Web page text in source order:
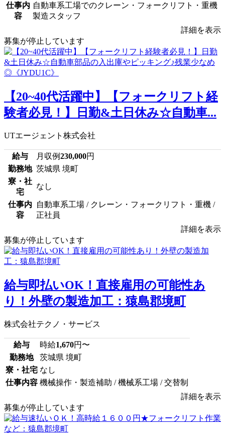
仕事内
容
自動車系工場でのクレーン・フォークリフト・重機
製造スタッフ
詳細を表示
募集が停止しています
【20~40代活躍中】【フォークリフト経
験者必見！】日勤&土日休み☆自動車...
UTエージェント株式会社
給与 月収例230,000円
勤務地 茨城県 境町
寮・社
宅
なし
仕事内
容
自動車系工場 / クレーン・フォークリフト・重機 /
正社員
詳細を表示
募集が停止しています
給与即払いOK！直接雇用の可能性あ
り！外壁の製造加工：猿島郡境町
株式会社テクノ・サービス
給与 時給1,670円〜
勤務地
茨城県 境町
寮・社宅 なし
仕事内容 機械操作・製造補助 / 機械系工場 / 交替制
詳細を表示
募集が停止しています